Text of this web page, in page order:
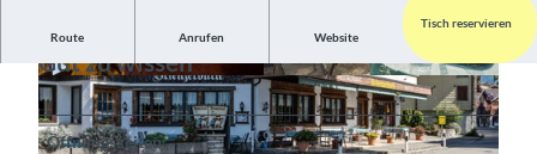
© Interlaken Tourismus, Restaurant Brienzerbu
rli (Foto Sarah Michel) |CC-BY-SA
© Interlaken Tourismus, Hotel Brienzerburli |
CC-BY-SA
Route Anrufen Website
Tisch reservieren
Gut zu wissen
Öffnungszeiten